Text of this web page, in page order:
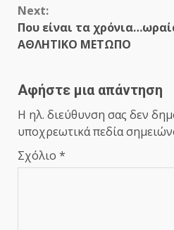
Next:
Που είναι τα
ΑΘΛΗΤΙΚΟ ΜΕΤΩΠΟ
Αφήστε μια απάντηση
Η ηλ. διεύθυνση σας δεν
υποχρεωτικά πεδία
Σχόλιο *